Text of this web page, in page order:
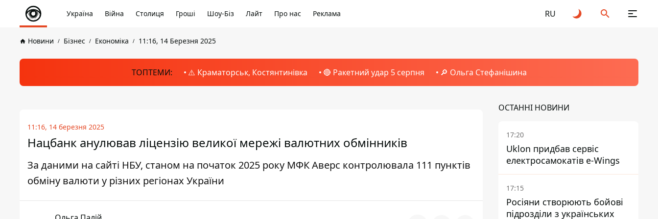
Україна Війна Столиця Гроші Шоу-Біз Лайт Про нас Реклама RU
Новини Бізнес Економіка 11:16, 14 Березня 2025
ТОПТЕМИ: ⚠️ Краматорськ, Костянтинівка 🔴 Ракетний удар 5 серпня 🔎 Ольга Стефанішина
11:16, 14 березня 2025
Нацбанк анулював ліцензію великої мережі валютних обмінників
За даними на сайті НБУ, станом на початок 2025 року МФК Аверс контролювала 111 пунктів
обміну валюти у різних регіонах України
ОСТАННІ НОВИНИ
17:20
Uklon придбав сервіс
електросамокатів e-Wings
17:15
Росіяни створюють бойові
підрозділи з українських